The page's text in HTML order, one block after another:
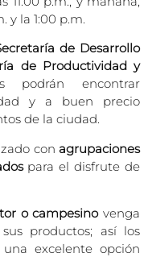
y la 1:00 p.m.
de Desarrollo
de Productividad y
podrán encontrar
y a buen precio
de la ciudad.
con agrupaciones
para el disfrute de
o campesinovenga
productos; así los
excelente opción